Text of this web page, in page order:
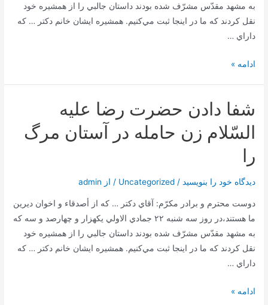
ذی
القعده
–
به مشهد مقدّس مشرّف شده بودند داستان جالبي را از همشيره خود
نقل كردند كه ما در اينجا ثبت مي‌كنيم. همشيره ايشان خانم دكتر … كه
داراي …
شفا
رضا
عليه
السّلام
ادامه »
شفا دادن حضرت رضا عليه
السّلام زن حامله در آستان مرگ
را
دیدگاه‌ خود را بنویسید /
Uncategorized / از admin
دوست محترم و برادر مكرّم: آقاي دكتر … كه از أصدقاء و اخوان ديرين
ما هستند،در روز سه شنبه ٢٢ جمادي الاولي يكهزار و چهارصد و سه كه
به مشهد مقدّس مشرّف شده بودند داستان جالبي را از همشيره خود
نقل كردند كه ما در اينجا ثبت مي‌كنيم. همشيره ايشان خانم دكتر … كه
داراي …
شفا
ادامه »